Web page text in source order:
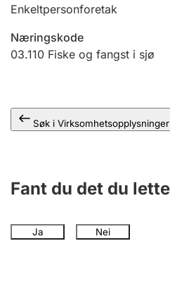
Offentlig sektor
Enkeltpersonforetak
Næringskode
03.110 Fiske og fangst i sjø
Søk i Virksomhetsopplysninger
Fant du det du
Ja Nei